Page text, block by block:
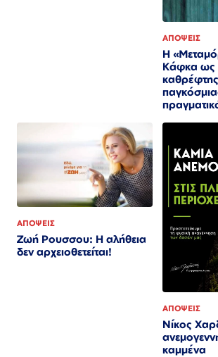
ΑΠΟΨΕΙΣ
Η
Κάφκα ως
ΑΠΟΨΕΙΣ
Ζωή Ρουσσου: Η αλήθεια
δεν αρχειοθετείται!
ΑΠΟΨΕΙΣ
Νίκος
καμμένα